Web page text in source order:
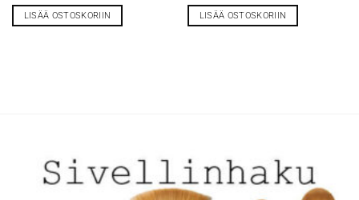
LISÄÄ OSTOSKORIIN LISÄÄ OSTOSKORIIN